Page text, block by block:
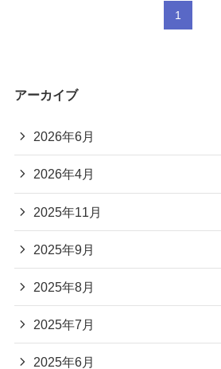
1
アーカイブ
2026年6月
2026年4月
2025年11月
2025年9月
2025年8月
2025年7月
2025年6月